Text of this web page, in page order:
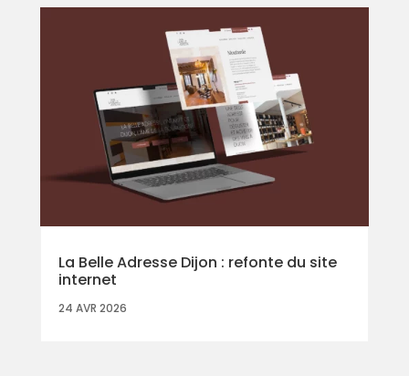
La Belle Adresse Dijon : refonte du site
internet
24 AVR 2026